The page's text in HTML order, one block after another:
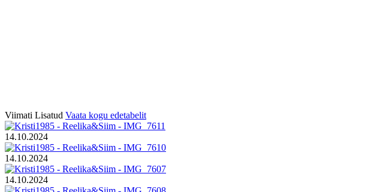
Viimati Lisatud Vaata kogu edetabelit
14.10.2024
14.10.2024
14.10.2024